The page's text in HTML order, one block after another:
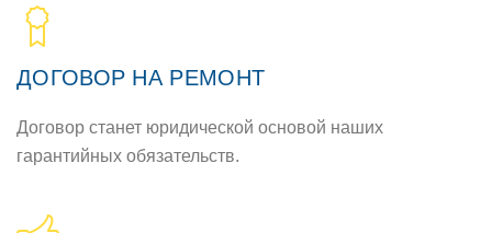
ДОГОВОР НА РЕМОНТ
Договор станет юридической основой наших
гарантийных обязательств.